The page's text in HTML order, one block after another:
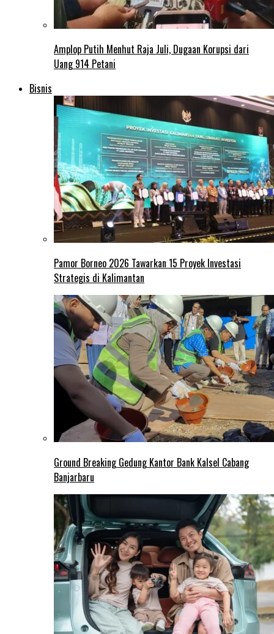
Amplop Putih Menhut Raja Juli, Dugaan Korupsi dari
Uang 914 Petani
Bisnis
Pamor Borneo 2026 Tawarkan 15 Proyek Investasi
Strategis di Kalimantan
Ground Breaking Gedung Kantor Bank Kalsel Cabang
Banjarbaru